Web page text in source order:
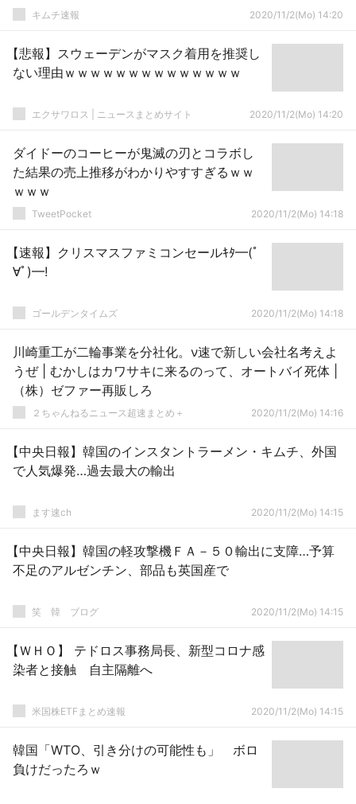
キムチ速報 2020/11/2(Mo) 14:20
【悲報】スウェーデンがマスク着用を推奨し
ない理由ｗｗｗｗｗｗｗｗｗｗｗｗｗｗ
エクサワロス | ニュースまとめサイト 2020/11/2(Mo) 14:20
ダイドーのコーヒーが鬼滅の刃とコラボし
た結果の売上推移がわかりやすすぎるｗｗ
ｗｗｗ
TweetPocket 2020/11/2(Mo) 14:18
【速報】クリスマスファミコンセールｷﾀ━(ﾟ
∀ﾟ)━!
ゴールデンタイムズ 2020/11/2(Mo) 14:18
川崎重工が二輪事業を分社化。ν速で新しい会社名考えよ
うぜ | むかしはカワサキに来るのって、オートバイ死体 |
（株）ゼファー再販しろ
２ちゃんねるニュース超速まとめ＋ 2020/11/2(Mo) 14:16
【中央日報】韓国のインスタントラーメン・キムチ、外国
で人気爆発…過去最大の輸出
ます速ch 2020/11/2(Mo) 14:15
【中央日報】韓国の軽攻撃機ＦＡ－５０輸出に支障…予算
不足のアルゼンチン、部品も英国産で
笑 韓 ブログ 2020/11/2(Mo) 14:15
【ＷＨＯ】 テドロス事務局長、新型コロナ感
染者と接触 自主隔離へ
米国株ETFまとめ速報 2020/11/2(Mo) 14:15
韓国「WTO、引き分けの可能性も」 ボロ
負けだったろｗ